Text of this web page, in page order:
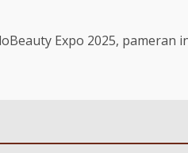
Expo 2025, pameran